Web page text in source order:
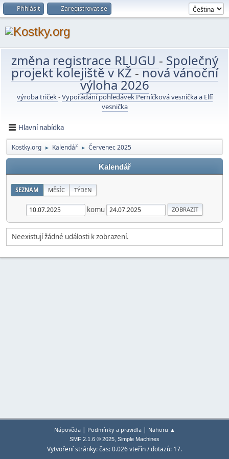
Přihlásit Zaregistrovat se
změna registrace RLUGU - Společný
projekt kolejiště v KŽ-nová vánoční
výloha 2026
výroba triček-Vypořádání pohledávek Perníčková vesnička a Elfí
vesnička
Hlavní nabídka
Kostky.org ► Kalendář ► Červenec 2025
Kalendář
SEZNAM MĚSÍC TÝDEN
komu
Neexistují žádné události k zobrazení.
Nápověda| Podmínky a pravidla| Nahoru ▲
SMF 2.1.6 © 2025, Simple Machines
Vytvoření stránky: čas: 0.026 vteřin / dotazů: 17.